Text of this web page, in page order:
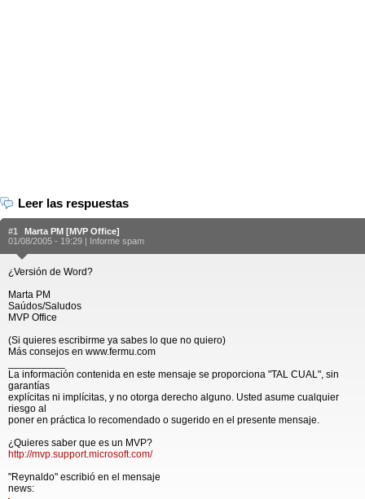
Leer las respuestas
#1
Marta PM [MVP Office]
01/08/2005 - 19:29 | Informe spam
¿Versión de Word?
Marta PM
Saúdos/Saludos
MVP Office
(Si quieres escribirme ya sabes lo que no quiero)
Más consejos en www.fermu.com
La información contenida en este mensaje se proporciona "TAL CUAL", sin
garantías
explícitas ni implícitas, y no otorga derecho alguno. Usted asume cualquier
riesgo al
poner en práctica lo recomendado o sugerido en el presente mensaje.
¿Quieres saber que es un MVP?
http://mvp.support.microsoft.com/
"Reynaldo" escribió en el mensaje
news: